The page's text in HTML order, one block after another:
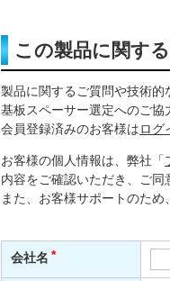
この製品に関す
製品に関するご質問や技術
基板スペーサー選定へのご協
会員登録済みのお客様はログ
お客様の個人情報は、弊社「
内容をご確認いただき、ご
また、お客様サポートのた